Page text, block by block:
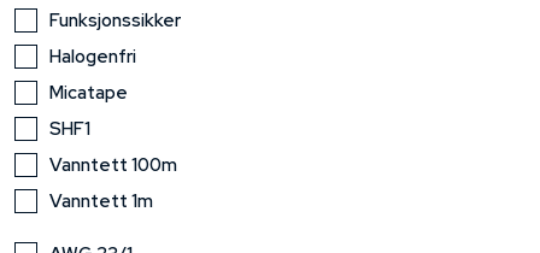
Funksjonssikker
Halogenfri
Micatape
SHF1
Vanntett 100m
Vanntett 1m